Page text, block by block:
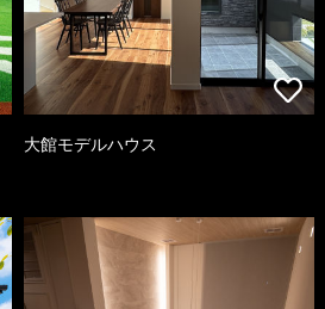
大館モデルハウス